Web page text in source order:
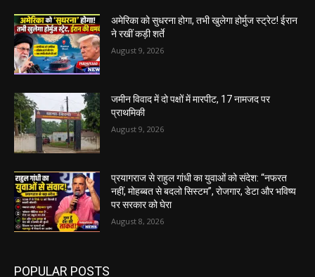
अमेरिका को सुधरना होगा, तभी खुलेगा होर्मुज स्ट्रेट! ईरान
ने रखीं कड़ी शर्ते
August 9, 2026
जमीन विवाद में दो पक्षों में मारपीट, 17 नामजद पर
प्राथमिकी
August 9, 2026
प्रयागराज से राहुल गांधी का युवाओं को संदेश: “नफरत
नहीं, मोहब्बत से बदलो सिस्टम”, रोजगार, डेटा और भविष्य
पर सरकार को घेरा
August 8, 2026
POPULAR POSTS